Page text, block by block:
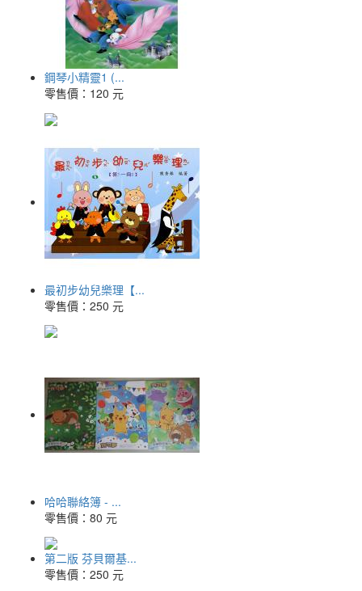
鋼琴小精靈1 (...
零售價： 120 元
最初步幼兒樂理【...
零售價： 250 元
哈哈聯絡簿 - ...
零售價： 80 元
第二版 芬貝爾基...
零售價： 250 元